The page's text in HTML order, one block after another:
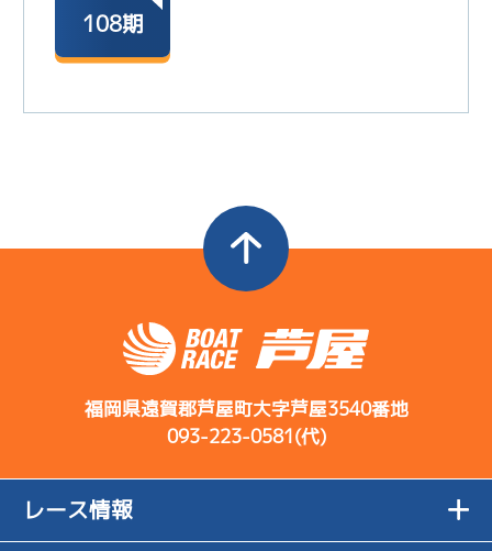
108期
福岡県遠賀郡芦屋町大字芦屋3540番地
093-223-0581(代)
レース情報